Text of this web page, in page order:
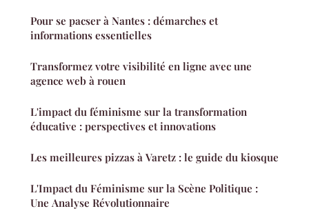
Pour se pacser à Nantes : démarches et
informations essentielles
Transformez votre visibilité en ligne avec une
agence web à rouen
L'impact du féminisme sur la transformation
éducative : perspectives et innovations
Les meilleures pizzas à Varetz : le guide du kiosque
L'Impact du Féminisme sur la Scène Politique :
Une Analyse Révolutionnaire